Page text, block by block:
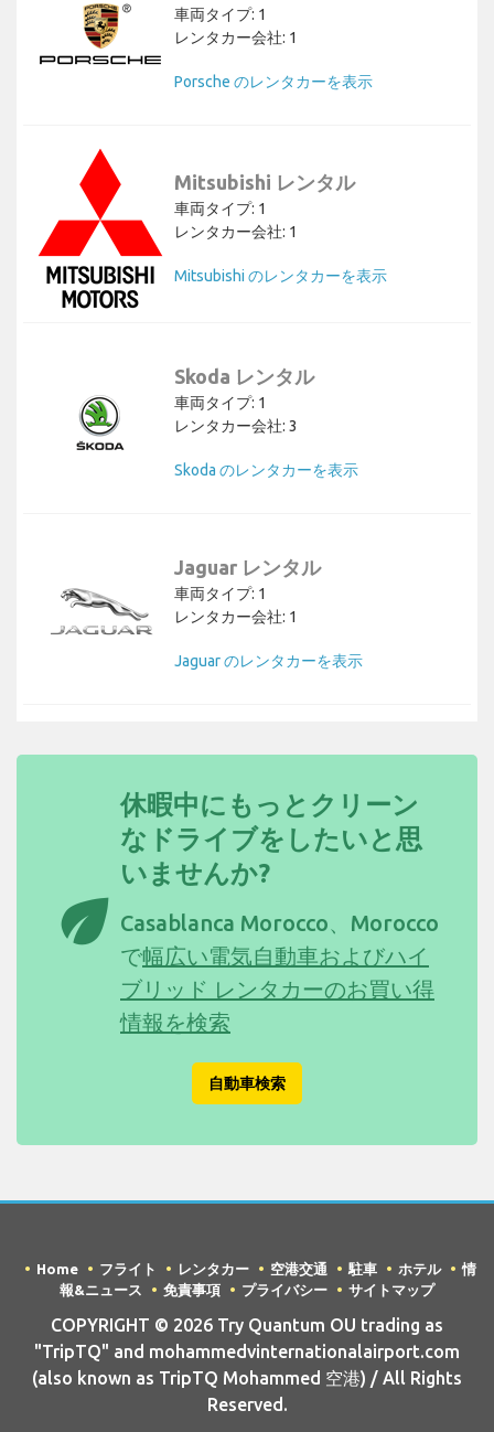
車両タイプ: 1
レンタカー会社: 1
Porsche のレンタカーを表示
Mitsubishi レンタル
車両タイプ: 1
レンタカー会社: 1
Mitsubishi のレンタカーを表示
Skoda レンタル
車両タイプ: 1
レンタカー会社: 3
Skoda のレンタカーを表示
Jaguar レンタル
車両タイプ: 1
レンタカー会社: 1
Jaguar のレンタカーを表示
eco
休暇中にもっとクリーン
なドライブをしたいと思
いませんか?
Casablanca Morocco、Morocco
で幅広い電気自動車およびハイ
ブリッド レンタカーのお買い得
情報を検索
自動車検索
Home フライト レンタカー 空港交通 駐車 ホテル
情
報&ニュース
免責事項 プライバシー サイトマップ
COPYRIGHT © 2026 Try Quantum OU trading as
"TripTQ" and mohammedvinternationalairport.com
(also known as TripTQ Mohammed 空港) / All Rights
Reserved.